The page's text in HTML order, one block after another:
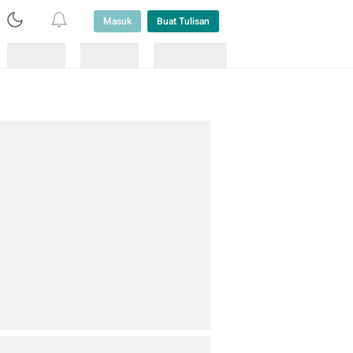
Masuk Buat Tulisan